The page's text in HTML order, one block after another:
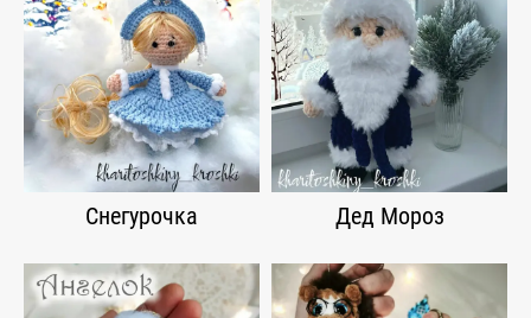
Снегурочка Дед Мороз